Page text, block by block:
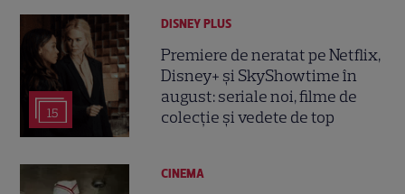
15
DISNEY PLUS
Premiere de neratat pe Netflix,
Disney+ și SkyShowtime în
august: seriale noi, filme de
colecție și vedete de top
CINEMA